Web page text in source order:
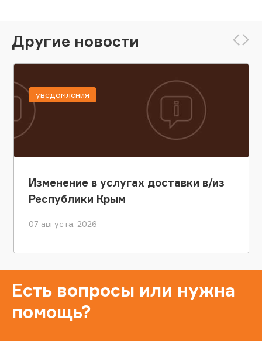
Другие новости
Изменение в услугах доставки в/из
Республики Крым
07 августа, 2026
уведомления
Есть вопросы или нужна
помощь?